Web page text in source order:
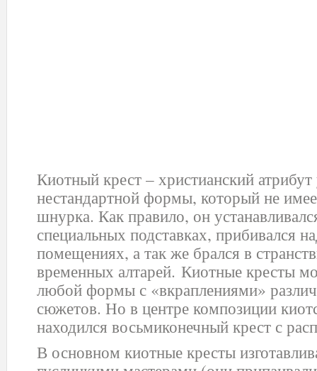
Киотный крест – христианский
нестандартной формы, который не
шнурка. Как правило, он
специальных подставках, прибивался
помещениях, а так же брался в
временных алтарей. Киотные кресты
любой формы с «вкраплениями»
сюжетов. Но в центре композиции
находился восьмиконечный крест с
В основном киотные кресты